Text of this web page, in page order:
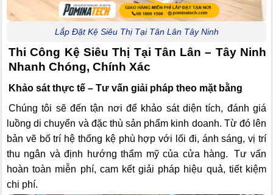
Lắp Đặt Kệ Siêu Thị Tại Tân Lân Tây Ninh
Thi Công Kệ Siêu Thị Tại Tân Lân – Tây Ninh
Nhanh Chóng, Chính Xác
Khảo sát thực tế – Tư vấn giải pháp theo mặt bằng
Chúng tôi sẽ đến tận nơi để khảo sát diện tích, đánh giá
luồng di chuyển và đặc thù sản phẩm kinh doanh. Từ đó lên
bản vẽ bố trí hệ thống kệ phù hợp với lối đi, ánh sáng, vị trí
thu ngân và định hướng thẩm mỹ của cửa hàng.
Tư vấn
hoàn toàn miễn phí, cam kết giải pháp hiệu quả, tiết kiệm
chi phí.